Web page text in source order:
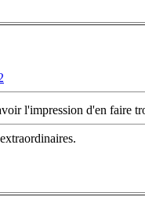
l'impression d'en faire